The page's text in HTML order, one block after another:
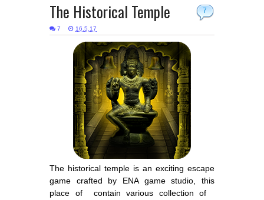
7
The Historical Temple
7 16.5.17
The historical temple is an exciting escape
game crafted by ENA game studio, this
place of contain various collection of